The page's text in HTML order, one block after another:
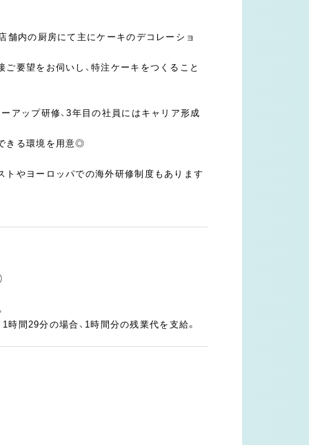
舗内の厨房にて主にケーキのデコレーショ
要望をお伺いし、特注ケーキをつくること
アップ研修、3年目の社員にはキャリア形成
きる環境を用意◎
トやヨーロッパでの海外研修制度もあります
時間29分の場合、1時間分の残業代を支給。